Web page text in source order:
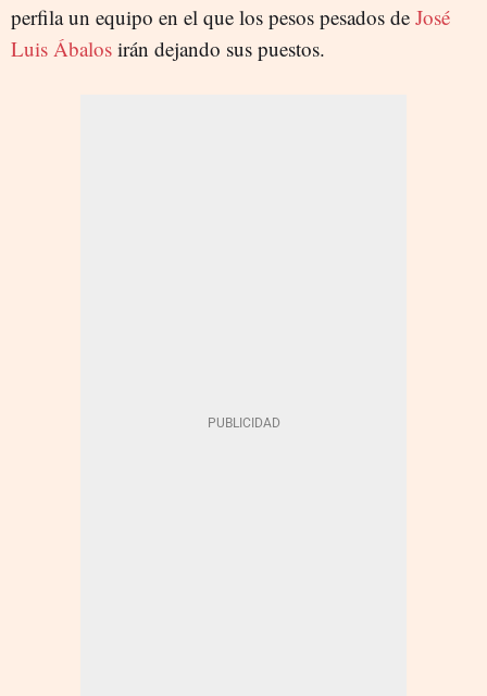
perfila un equipo en el que los pesos pesados de José
Luis Ábalos irán dejando sus puestos.